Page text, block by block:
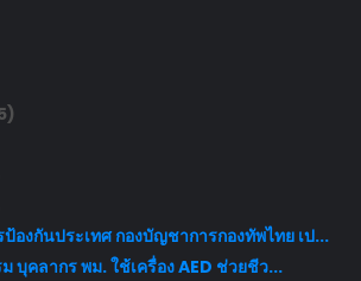
องกันประเทศ กองบัญชาการกองทัพไทย เป...
บุคลากร พม. ใช้เครื่อง AED ช่วยชีว...